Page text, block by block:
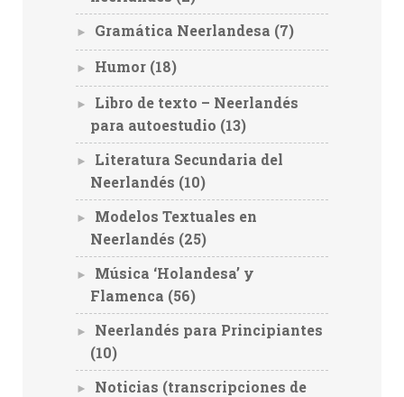
► Gramática Neerlandesa (7)
► Humor (18)
►
Libro de texto – Neerlandés
para autoestudio (13)
►
Literatura Secundaria del
Neerlandés (10)
►
Modelos Textuales en
Neerlandés (25)
►
Música ‘Holandesa’ y
Flamenca (56)
►
Neerlandés para Principiantes
(10)
►
Noticias (transcripciones de